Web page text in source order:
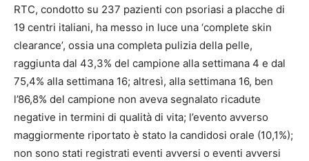
RTC, condotto su 237 pazienti con psoriasi a placche di
19 centri italiani, ha messo in luce una ‘complete skin
clearance’, ossia una completa pulizia della pelle,
raggiunta dal 43,3% del campione alla settimana 4 e dal
75,4% alla settimana 16; altresì, alla settimana 16, ben
l’86,8% del campione non aveva segnalato ricadute
negative in termini di qualità di vita; l’evento avverso
maggiormente riportato è stato la candidosi orale (10,1%);
non sono stati registrati eventi avversi o eventi avversi